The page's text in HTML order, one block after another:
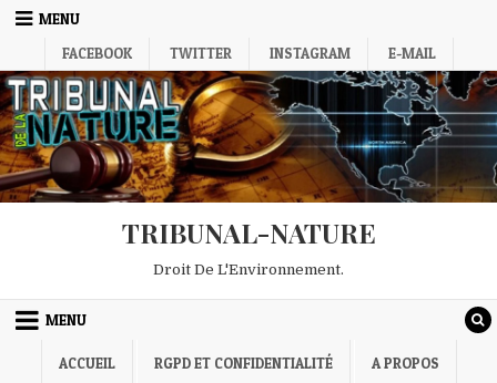
Skip
MENU
FACEBOOK
TWITTER INSTAGRAM E-MAIL
TRIBUNAL-NATURE
Droit De L'Environnement.
MENU
ACCUEIL RGPD ET CONFIDENTIALITÉ A PROPOS